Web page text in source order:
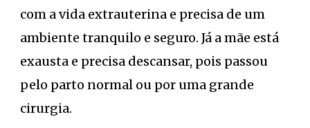
com a vida extrauterina e precisa de um
ambiente tranquilo e seguro. Já a mãe está
exausta e precisa descansar, pois passou
pelo parto normal ou por uma grande
cirurgia.